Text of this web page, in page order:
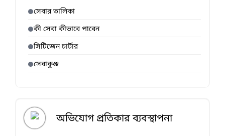
সেবার তালিকা
কী সেবা কীভাবে পাবেন
সিটিজেন চার্টার
সেবাকুঞ্জ
অভিযোগ প্রতিকার ব্যবস্থাপনা